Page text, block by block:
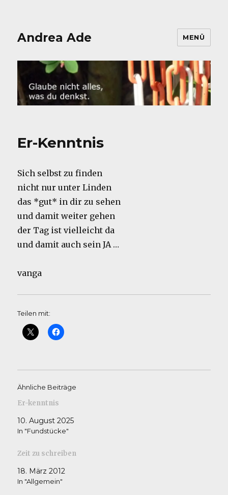
Andrea Ade MENÜ
Er-Kenntnis
Sich selbst zu finden
nicht nur unter Linden
das *gut* in dir zu sehen
und damit weiter gehen
der Tag ist vielleicht da
und damit auch sein JA …
vanga
Teilen mit:
Ähnliche Beiträge
Er-kenntnis
10. August 2025
In "Fundstücke"
Zeit zu schreiben
18. März 2012
In "Allgemein"